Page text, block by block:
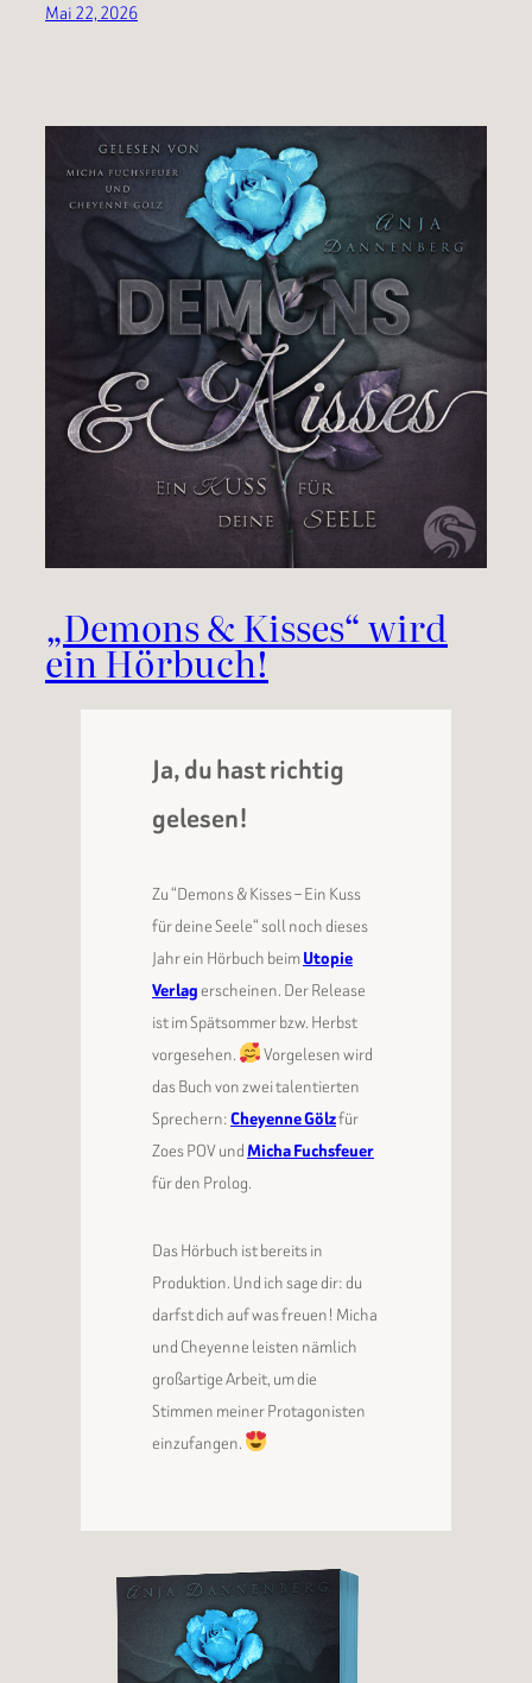
Mai 22, 2026
„Demons & Kisses“ wird
ein Hörbuch!
Ja, du hast richtig
gelesen!
Zu “Demons & Kisses – Ein Kuss
für deine Seele“ soll noch dieses
Jahr ein Hörbuch beimUtopie
Verlagerscheinen. Der Release
ist im Spätsommer bzw. Herbst
vorgesehen.
Vorgelesen wird
das Buch von zwei talentierten
Sprechern:Cheyenne Gölzfür
Zoes POV undMicha Fuchsfeuer
für den Prolog.
Das Hörbuch ist bereits in
Produktion. Und ich sage dir: du
darfst dich auf was freuen! Micha
und Cheyenne leisten nämlich
großartige Arbeit, um die
Stimmen meiner Protagonisten
einzufangen.